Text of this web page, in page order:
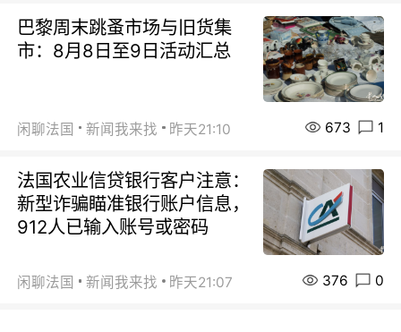
巴黎周末跳蚤市场与旧货集
市：8月8日至9日活动汇总
闲聊法国 新闻我来找 昨天21:10 673 1
法国农业信贷银行客户注意：
新型诈骗瞄准银行账户信息，
912人已输入账号或密码
闲聊法国 新闻我来找 昨天21:07 376 0